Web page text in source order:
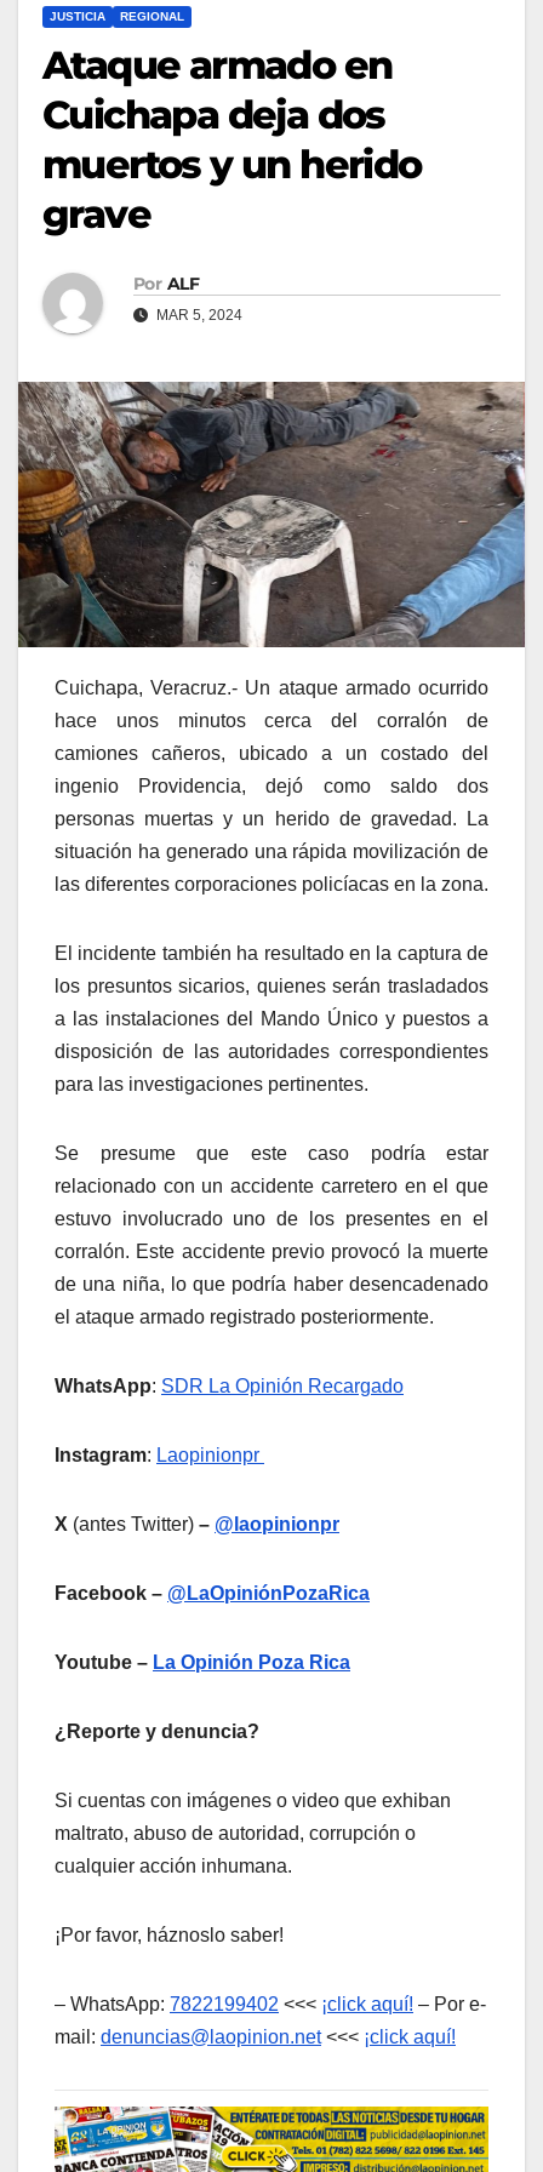
JUSTICIA REGIONAL
Ataque armado en
Cuichapa deja dos
muertos y un herido
grave
Por ALF
MAR 5, 2024
Cuichapa, Veracruz.- Un ataque armado ocurrido
hace unos minutos cerca del corralón de
camiones cañeros, ubicado a un costado del
ingenio Providencia, dejó como saldo dos
personas muertas y un herido de gravedad. La
situación ha generado una rápida movilización de
las diferentes corporaciones policíacas en la zona.
El incidente también ha resultado en la captura de
los presuntos sicarios, quienes serán trasladados
a las instalaciones del Mando Único y puestos a
disposición de las autoridades correspondientes
para las investigaciones pertinentes.
Se presume que este caso podría estar
relacionado con un accidente carretero en el que
estuvo involucrado uno de los presentes en el
corralón. Este accidente previo provocó la muerte
de una niña, lo que podría haber desencadenado
el ataque armado registrado posteriormente.
WhatsApp: SDR La Opinión Recargado
Instagram: Laopinionpr
X (antes Twitter) – @laopinionpr
Facebook – @LaOpiniónPozaRica
Youtube – La Opinión Poza Rica
¿Reporte y denuncia?
Si cuentas con imágenes o video que exhiban
maltrato, abuso de autoridad, corrupción o
cualquier acción inhumana.
¡Por favor, háznoslo saber!
– WhatsApp: 7822199402 <<< ¡click aquí! – Por e-
mail: denuncias@laopinion.net<<< ¡click aquí!